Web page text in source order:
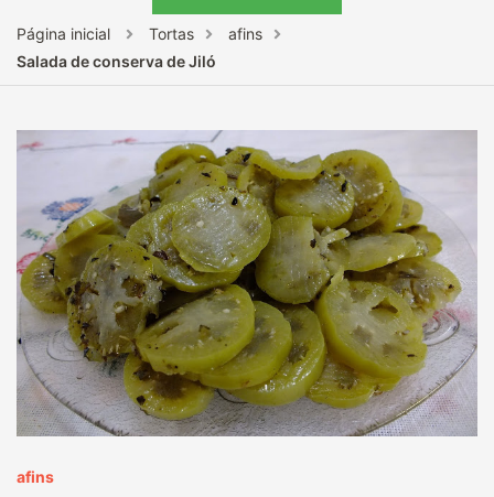
Página inicial Tortas
afins
Salada de conserva de Jiló
afins